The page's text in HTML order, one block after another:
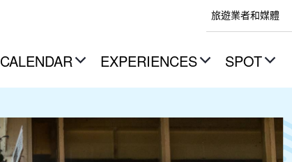
旅遊業者和媒體
CALENDAR EXPERIENCES SPOT